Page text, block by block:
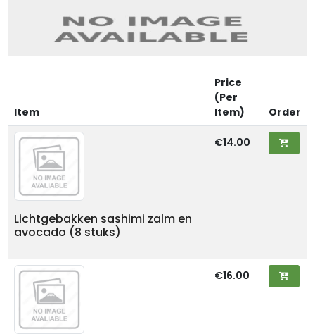
Item
Price
(Per
Item)
Order
Lichtgebakken sashimi zalm en
avocado (8 stuks)
€14.00
€16.00